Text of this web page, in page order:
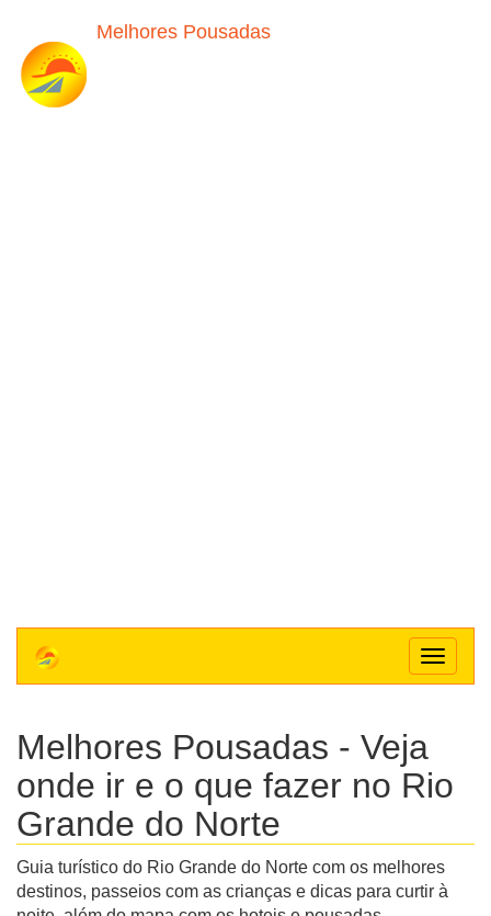
Melhores Pousadas
Toggle
Melhores Pousadas - Veja
onde ir e o que fazer no Rio
Grande do Norte
Guia turístico do Rio Grande do Norte com os melhores
destinos, passeios com as crianças e dicas para curtir à